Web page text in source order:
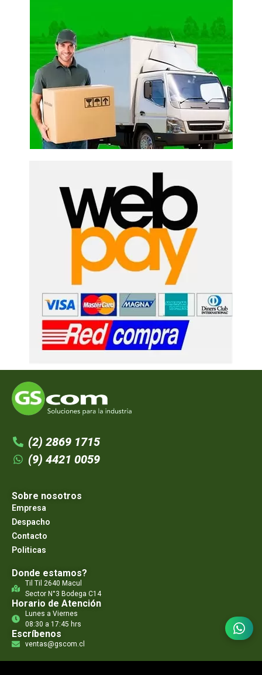
(2) 2869 1715
(9) 4421 0059
Sobre nosotros
Empresa
Despacho
Contacto
Politicas
Donde estamos?
Til Til 2640 Macul
Sector N°3 Bodega C14
Horario de Atención
Lunes a Viernes
08:30 a 17:45 hrs
Escríbenos
ventas@gscom.cl